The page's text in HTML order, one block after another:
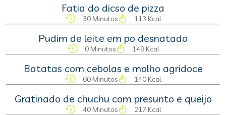
Fatia do dicso de pizza
30 Minutos 113 Kcal
Pudim de leite em po desnatado
0 Minutos 149 Kcal
Batatas com cebolas e molho agridoce
60 Minutos 140 Kcal
Gratinado de chuchu com presunto e queijo
40 Minutos 217 Kcal